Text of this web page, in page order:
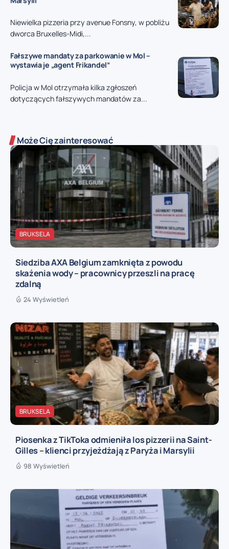
Niewielka pizzeria przy avenue Fonsny, w pobliżu
dworca Bruxelles-Midi,...
Fałszywe mandaty za parkowanie w Mol –
wystawia je „agent Frikandel”
Policja w Mol otrzymała kilka zgłoszeń
dotyczących fałszywych mandatów za...
Może Cię zainteresować
BRUKSELA
Siedziba AXA Belgium zamknięta z powodu
skażenia wody – pracownicy przeszli na pracę
zdalną
24 Wyświetleń
BRUKSELA
Piosenka z TikToka odmieniła los pizzerii na Saint-
Gilles – klienci przyjeżdżają z Paryża i Marsylii
98 Wyświetleń